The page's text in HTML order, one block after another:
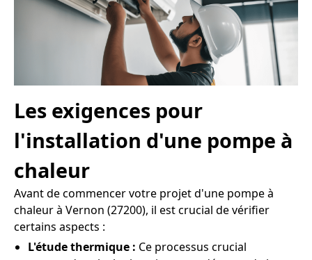
Les exigences pour
l'installation d'une pompe à
chaleur
Avant de commencer votre projet d'une pompe à
chaleur à Vernon (27200), il est crucial de vérifier
certains aspects :
L'étude thermique : Ce processus crucial